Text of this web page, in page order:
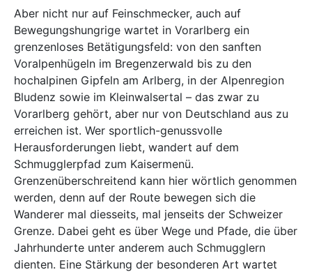
Aber nicht nur auf Feinschmecker, auch auf
Bewegungshungrige wartet in Vorarlberg ein
grenzenloses Betätigungsfeld: von den sanften
Voralpenhügeln im Bregenzerwald bis zu den
hochalpinen Gipfeln am Arlberg, in der Alpenregion
Bludenz sowie im Kleinwalsertal – das zwar zu
Vorarlberg gehört, aber nur von Deutschland aus zu
erreichen ist. Wer sportlich-genussvolle
Herausforderungen liebt, wandert auf dem
Schmugglerpfad zum Kaisermenü.
Grenzenüberschreitend kann hier wörtlich genommen
werden, denn auf der Route bewegen sich die
Wanderer mal diesseits, mal jenseits der Schweizer
Grenze. Dabei geht es über Wege und Pfade, die über
Jahrhunderte unter anderem auch Schmugglern
dienten. Eine Stärkung der besonderen Art wartet